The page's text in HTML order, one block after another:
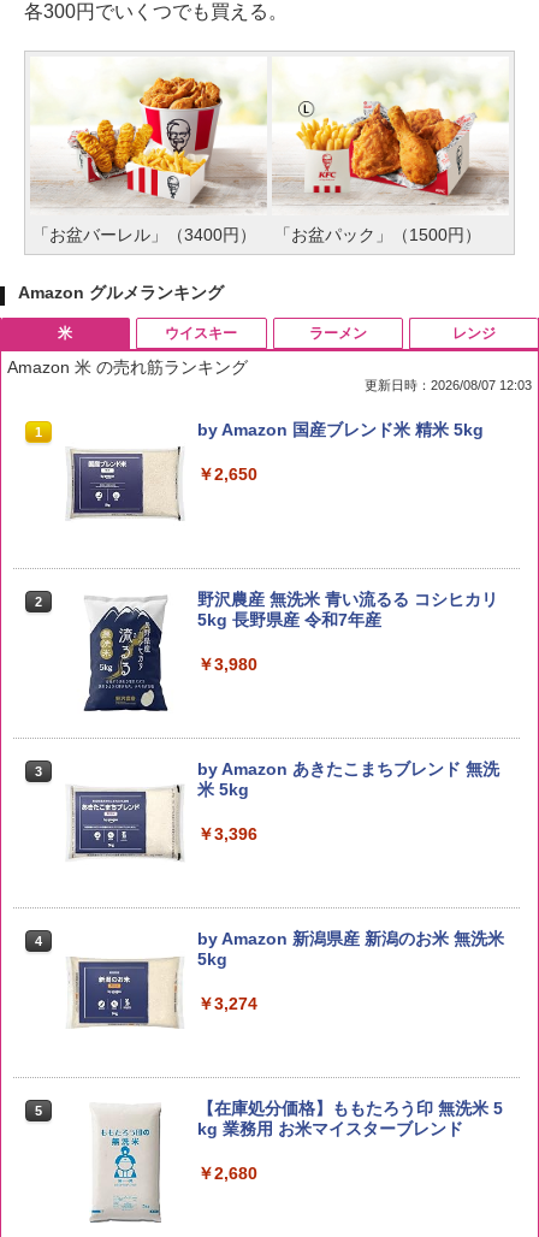
各300円でいくつでも買える。
「お盆バーレル」（3400円） 「お盆パック」（1500円）
Amazon グルメランキング
米
Amazon 米 の売れ筋ランキング
更新日時：2026/08/07 12:03
1 by Amazon 国産ブレンド米 精米 5kg
￥2,650
2
野沢農産 無洗米 青い流るる コシヒカリ
5kg 長野県産 令和7年産
￥3,980
3
by Amazon あきたこまちブレンド 無洗
米 5kg
￥3,396
4
by Amazon 新潟県産 新潟のお米 無洗米
5kg
￥3,274
5
【在庫処分価格】ももたろう印 無洗米 5
kg 業務用 お米マイスターブレンド
￥2,680
ウイスキー ラーメン レンジ